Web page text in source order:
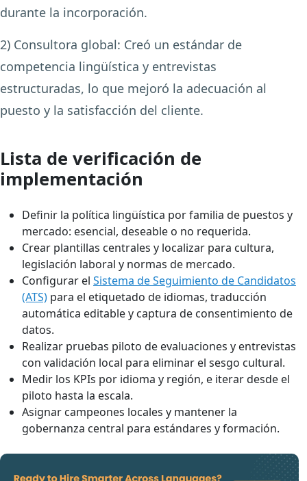
durante la incorporación.
2) Consultora global: Creó un estándar de
competencia lingüística y entrevistas
estructuradas, lo que mejoró la adecuación al
puesto y la satisfacción del cliente.
Lista de verificación de
implementación
Definir la política lingüística por familia de puestos y
mercado: esencial, deseable o no requerida.
Crear plantillas centrales y localizar para cultura,
legislación laboral y normas de mercado.
Configurar el Sistema de Seguimiento de Candidatos
(ATS) para el etiquetado de idiomas, traducción
automática editable y captura de consentimiento de
datos.
Realizar pruebas piloto de evaluaciones y entrevistas
con validación local para eliminar el sesgo cultural.
Medir los KPIs por idioma y región, e iterar desde el
piloto hasta la escala.
Asignar campeones locales y mantener la
gobernanza central para estándares y formación.